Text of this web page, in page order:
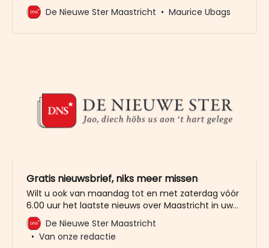
aangevraagd spoedadvies het uitstellen van de
motie om Intratuin in Heugem veel meer horeca-
De Nieuwe Ster Maastricht Maurice Ubags
Gratis nieuwsbrief, niks meer missen
Wilt u ook van maandag tot en met zaterdag vóór
6.00 uur het laatste nieuws over Maastricht in uw
mailbox? Meld u dan gratis aan voor de nieuwbrief
van De Nieuwe Ster. Meer dan 20.000 trouwe lezers
gingen u al voor. Het enige wat wij van u vragen
De Nieuwe Ster Maastricht
Van onze redactie